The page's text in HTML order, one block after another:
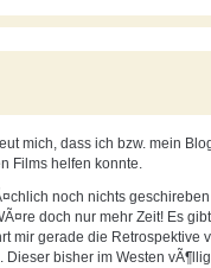
mich, dass ich bzw. mein
Films helfen konnte.
noch nichts
doch nur mehr Zeit! Es
mir gerade die Retrospektive
bisher im Westen vÃ¶llig